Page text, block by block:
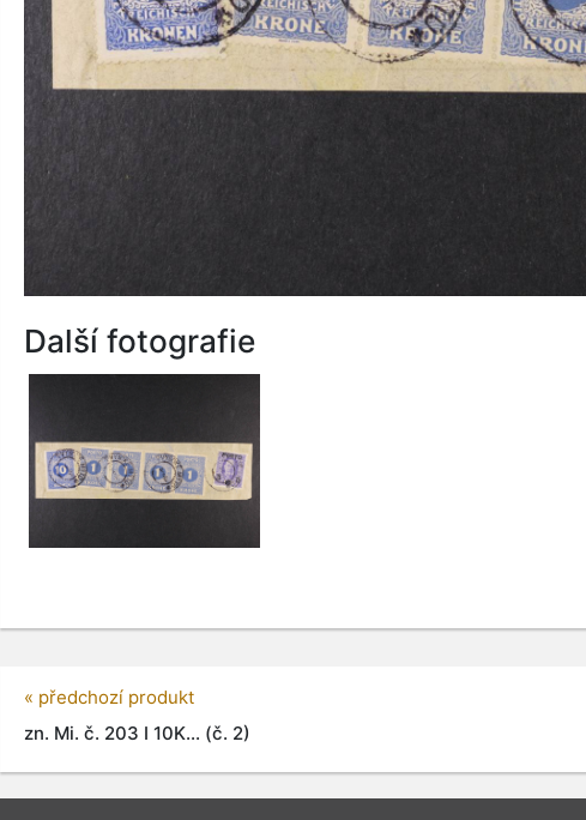
Další fotografie
« předchozí produkt
zn. Mi. č. 203 I 10K... (č. 2)